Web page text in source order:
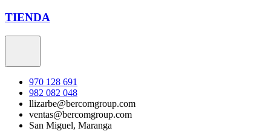
TIENDA
970 128 691
982 082 048
llizarbe@bercomgroup.com
ventas@bercomgroup.com
San Miguel, Maranga